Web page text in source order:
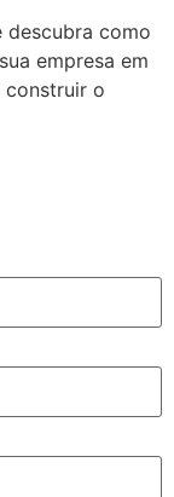
descubra como
empresa em
o